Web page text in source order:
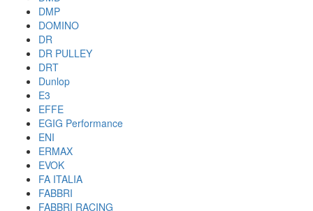
DMP
DOMINO
DR
DR PULLEY
DRT
Dunlop
E3
EFFE
EGIG Performance
ENI
ERMAX
EVOK
FA ITALIA
FABBRI
FABBRI RACING